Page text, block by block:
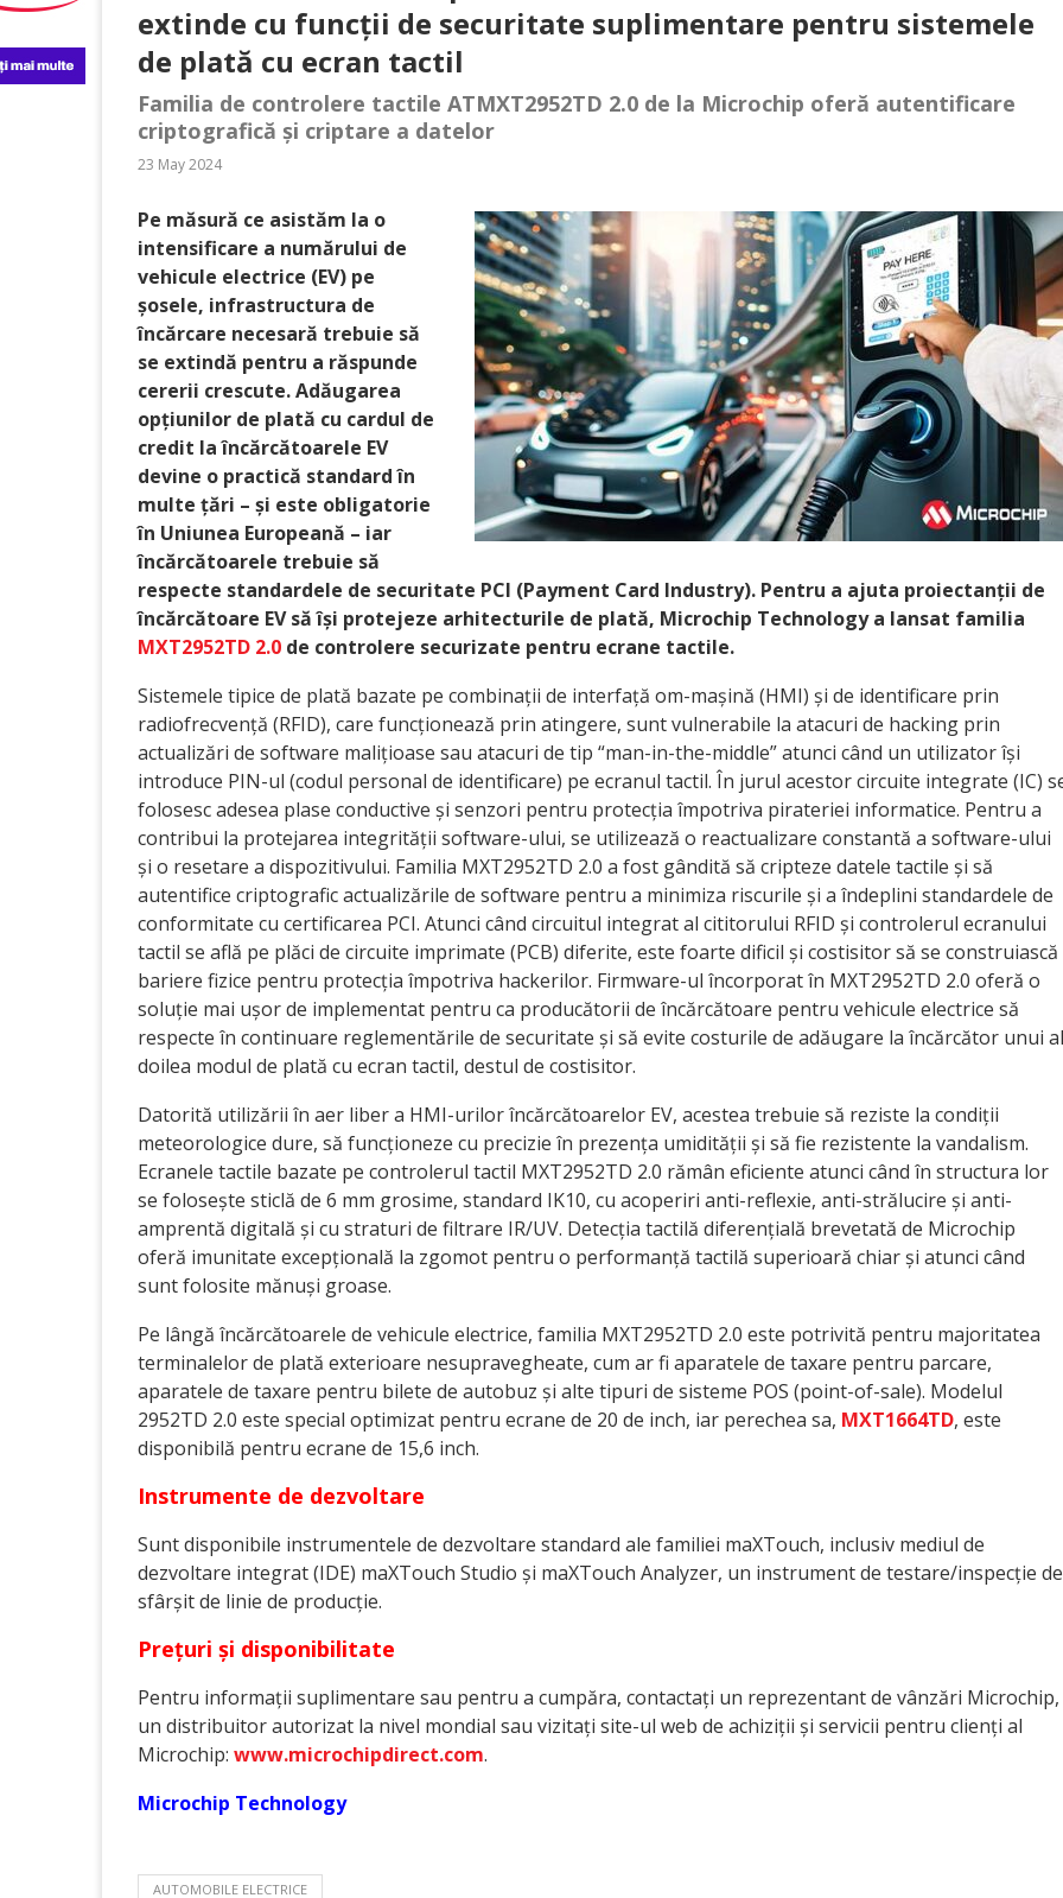
extinde cu funcții de securitate suplimentare pentru sistemele
de plată cu ecran tactil
Familia de controlere tactile ATMXT2952TD 2.0 de la Microchip oferă autentificare
criptografică și criptare a datelor
23 May 2024
Pe măsură ce asistăm la o
intensificare a numărului de
vehicule electrice (EV) pe
șosele, infrastructura de
încărcare necesară trebuie să
se extindă pentru a răspunde
cererii crescute. Adăugarea
opțiunilor de plată cu cardul de
credit la încărcătoarele EV
devine o practică standard în
multe țări – și este obligatorie
în Uniunea Europeană – iar
încărcătoarele trebuie să
respecte standardele de securitate PCI (Payment Card Industry). Pentru a ajuta proiectanții de
încărcătoare EV să își protejeze arhitecturile de plată, Microchip Technology a lansat familia
MXT2952TD 2.0 de controlere securizate pentru ecrane tactile.
Sistemele tipice de plată bazate pe combinații de interfață om-mașină (HMI) și de identificare prin
radiofrecvență (RFID), care funcționează prin atingere, sunt vulnerabile la atacuri de hacking prin
actualizări de software malițioase sau atacuri de tip “man-in-the-middle” atunci când un utilizator își
introduce PIN-ul (codul personal de identificare) pe ecranul tactil. În jurul acestor circuite integrate (IC)
folosesc adesea plase conductive și senzori pentru protecția împotriva pirateriei informatice. Pentru a
contribui la protejarea integrității software-ului, se utilizează o reactualizare constantă a software-ului
și o resetare a dispozitivului. Familia MXT2952TD 2.0 a fost gândită să cripteze datele tactile și să
autentifice criptografic actualizările de software pentru a minimiza riscurile și a îndeplini standardele de
conformitate cu certificarea PCI. Atunci când circuitul integrat al cititorului RFID și controlerul ecranului
tactil se află pe plăci de circuite imprimate (PCB) diferite, este foarte dificil și costisitor să se construiască
bariere fizice pentru protecția împotriva hackerilor. Firmware-ul încorporat în MXT2952TD 2.0 oferă o
soluție mai ușor de implementat pentru ca producătorii de încărcătoare pentru vehicule electrice să
respecte în continuare reglementările de securitate și să evite costurile de adăugare la încărcător unui al
doilea modul de plată cu ecran tactil, destul de costisitor.
Datorită utilizării în aer liber a HMI-urilor încărcătoarelor EV, acestea trebuie să reziste la condiții
meteorologice dure, să funcționeze cu precizie în prezența umidității și să fie rezistente la vandalism.
Ecranele tactile bazate pe controlerul tactil MXT2952TD 2.0 rămân eficiente atunci când în structura lor
se folosește sticlă de 6 mm grosime, standard IK10, cu acoperiri anti-reflexie, anti-strălucire și anti-
amprentă digitală și cu straturi de filtrare IR/UV. Detecția tactilă diferențială brevetată de Microchip
oferă imunitate excepțională la zgomot pentru o performanță tactilă superioară chiar și atunci când
sunt folosite mănuși groase.
Pe lângă încărcătoarele de vehicule electrice, familia MXT2952TD 2.0 este potrivită pentru majoritatea
terminalelor de plată exterioare nesupravegheate, cum ar fi aparatele de taxare pentru parcare,
aparatele de taxare pentru bilete de autobuz și alte tipuri de sisteme POS (point-of-sale). Modelul
2952TD 2.0 este special optimizat pentru ecrane de 20 de inch, iar perechea sa, MXT1664TD, este
disponibilă pentru ecrane de 15,6 inch.
Instrumente de dezvoltare
Sunt disponibile instrumentele de dezvoltare standard ale familiei maXTouch, inclusiv mediul de
dezvoltare integrat (IDE) maXTouch Studio și maXTouch Analyzer, un instrument de testare/inspecție de
sfârșit de linie de producție.
Prețuri și disponibilitate
Pentru informații suplimentare sau pentru a cumpăra, contactați un reprezentant de vânzări Microchip,
un distribuitor autorizat la nivel mondial sau vizitați site-ul web de achiziții și servicii pentru clienți al
Microchip: www.microchipdirect.com.
Microchip Technology
AUTOMOBILE ELECTRICE